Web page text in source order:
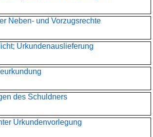
Neben- und Vorzugsrechte
Urkundenauslieferung
des Schuldners
Urkundenvorlegung